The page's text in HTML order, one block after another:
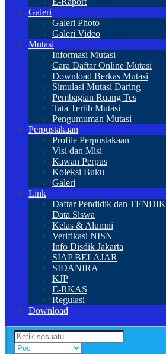
Galeri
Galeri Photo
Galeri Video
Mutasi
Informasi Mutasi
Cara Daftar Online Mutasi
Download Berkas Mutasi
Simulasi Mutasi Daring
Pembagian Ruang Tes
Tata Tertib Mutasi
Pengumuman Mutasi
Perpustakaan
Profile Perpustakaan
Visi dan Misi
Kawan Perpus
Koleksi Buku
Galeri
Link
Daftar Pendidik dan TENDIK
Data Siswa
Kelas & Alumni
Verifikasi NISN
Info Disdik Jakarta
SIAP BELAJAR
SIDANIRA
KJP
E-RKAS
Regulasi
Download